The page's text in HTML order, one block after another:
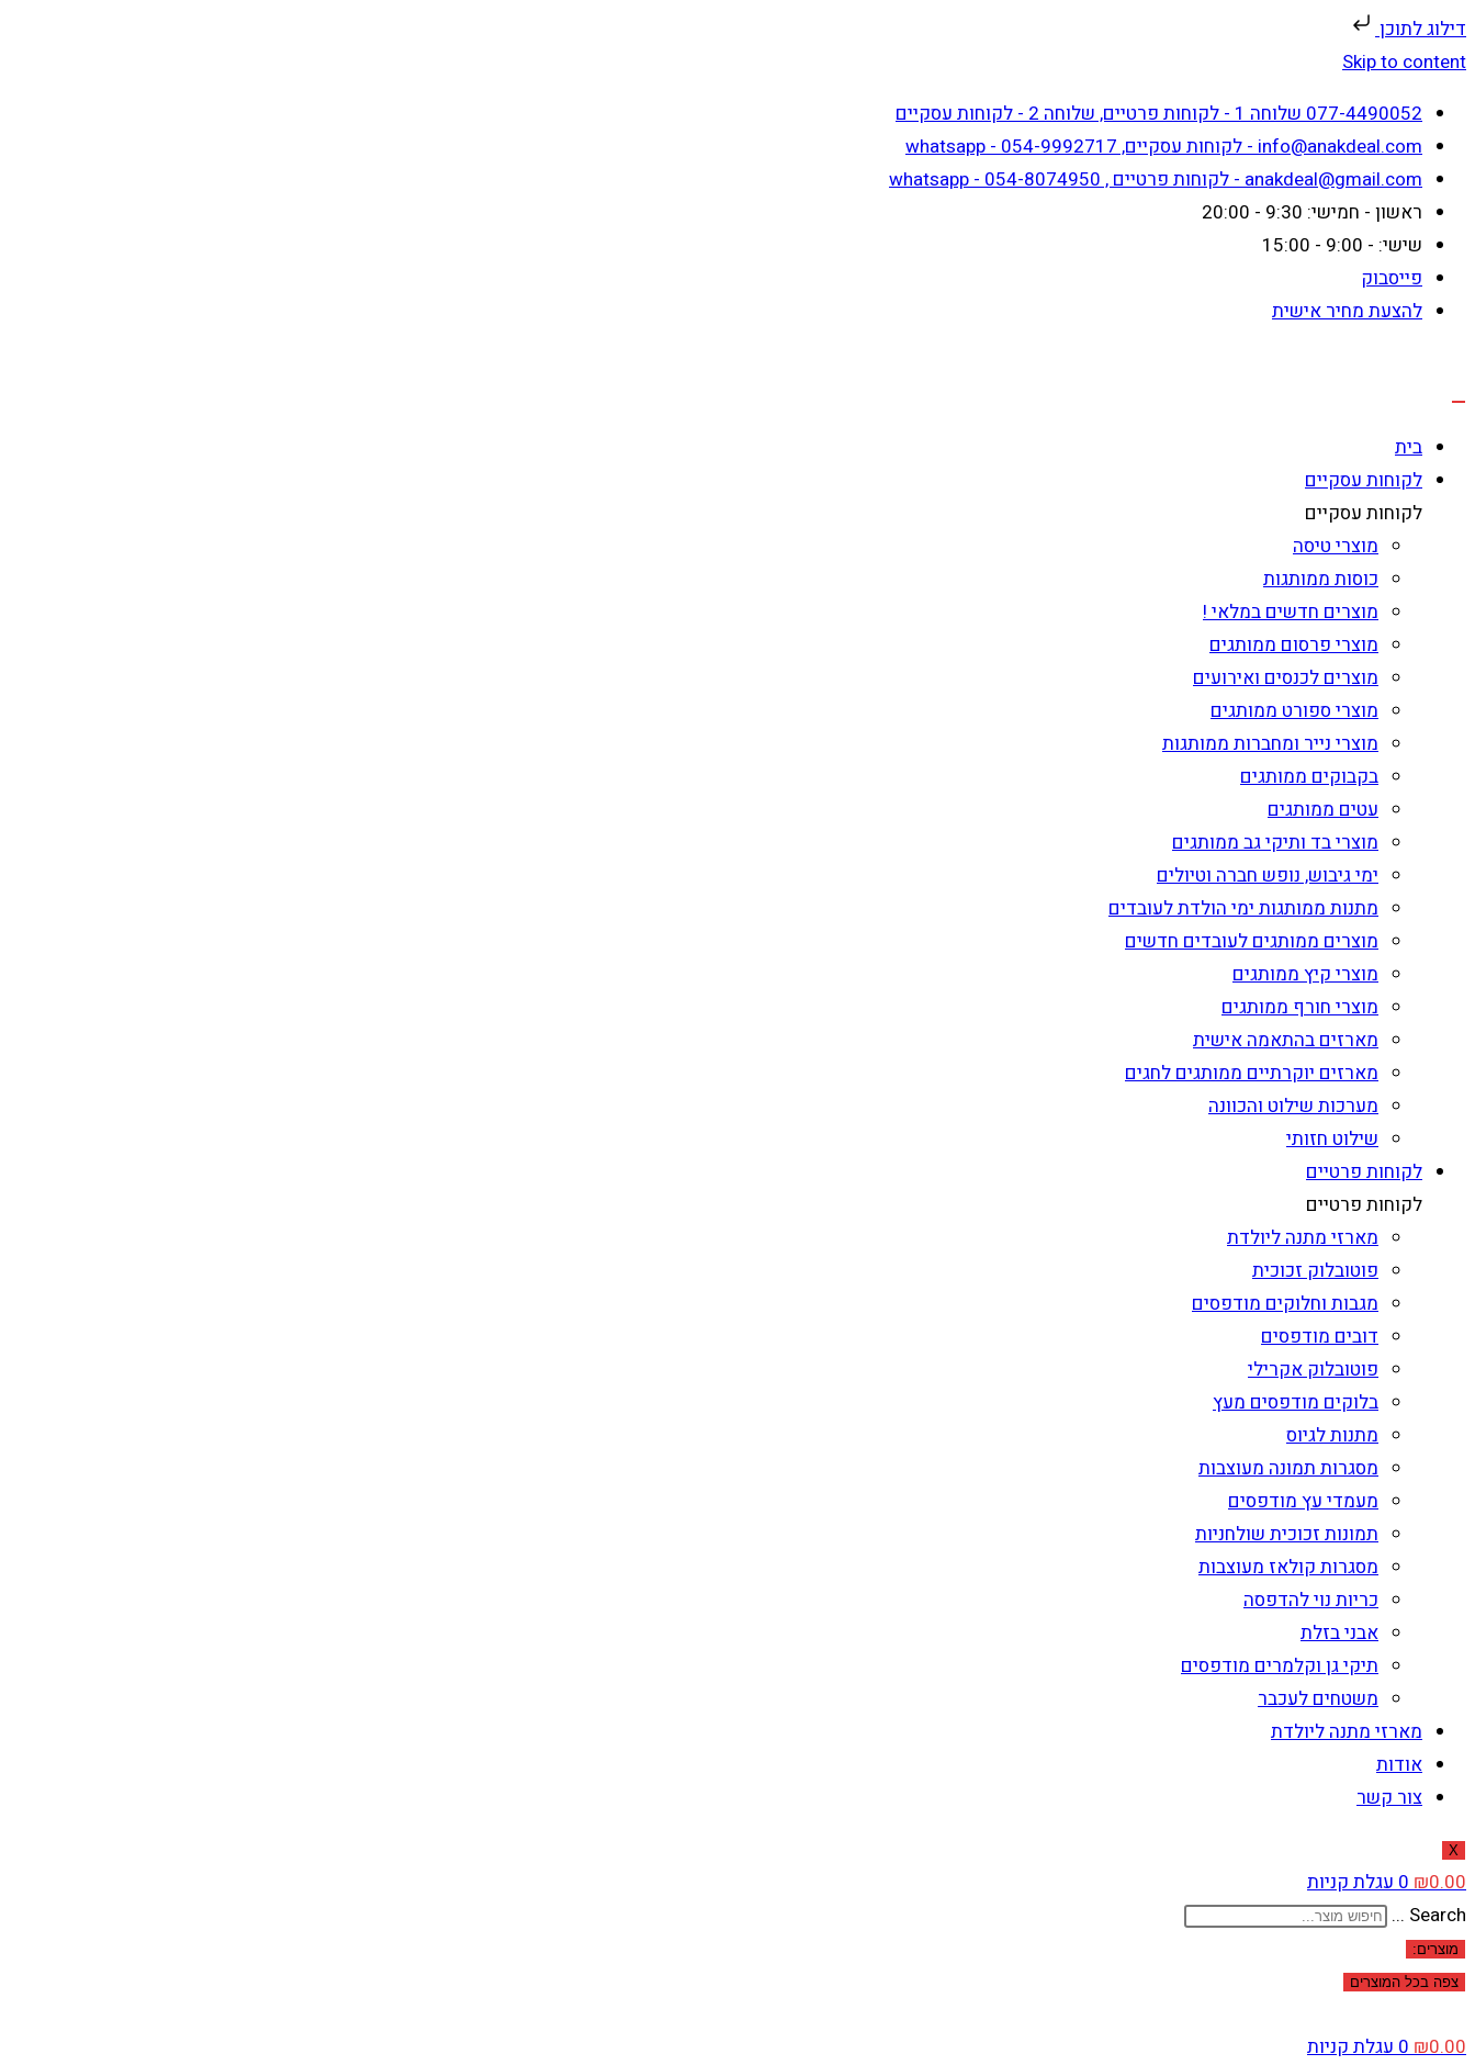
דילוג לתוכן
Skip to content
077-4490052 שלוחה 1 - לקוחות פרטיים, שלוחה 2 - לקוחות עסקיים
info@anakdeal.com - לקוחות עסקיים, whatsapp - 054-9992717
anakdeal@gmail.com - לקוחות פרטיים , whatsapp - 054-8074950
ראשון - חמישי: 9:30 - 20:00
שישי: - 9:00 - 15:00
פייסבוק
להצעת מחיר אישית
בית
לקוחות עסקיים
לקוחות עסקיים
מוצרי טיסה
כוסות ממותגות
מוצרים חדשים במלאי !
מוצרי פרסום ממותגים
מוצרים לכנסים ואירועים
מוצרי ספורט ממותגים
מוצרי נייר ומחברות ממותגות
בקבוקים ממותגים
עטים ממותגים
מוצרי בד ותיקי גב ממותגים
ימי גיבוש, נופש חברה וטיולים
מתנות ממותגות ימי הולדת לעובדים
מוצרים ממותגים לעובדים חדשים
מוצרי קיץ ממותגים
מוצרי חורף ממותגים
מארזים בהתאמה אישית
מארזים יוקרתיים ממותגים לחגים
מערכות שילוט והכוונה
שילוט חזותי
לקוחות פרטיים
לקוחות פרטיים
מארזי מתנה ליולדת
פוטובלוק זכוכית
מגבות וחלוקים מודפסים
דובים מודפסים
פוטובלוק אקרילי
בלוקים מודפסים מעץ
מתנות לגיוס
מסגרות תמונה מעוצבות
מעמדי עץ מודפסים
תמונות זכוכית שולחניות
מסגרות קולאז מעוצבות
כריות נוי להדפסה
אבני בזלת
תיקי גן וקלמרים מודפסים
משטחים לעכבר
מארזי מתנה ליולדת
אודות
צור קשר
X
₪0.00
0עגלת קניות
Search ...
מוצרים:
צפה בכל המוצרים
₪0.00
0עגלת קניות